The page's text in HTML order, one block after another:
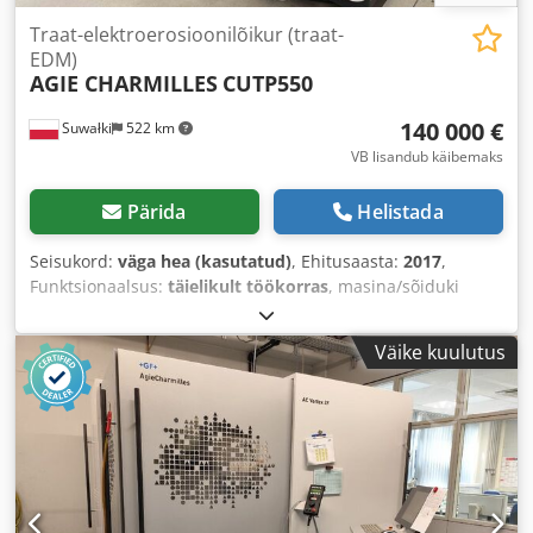
Suwałki 522 km
Traat-elektroerosioonilõikur (traat-
EDM)
AGIE CHARMILLES CUTP550
140 000 €
VB lisandub käibemaks
Pärida Helistada
Seisukord: väga hea (kasutatud), Ehitusaasta: 2017,
Funktsionaalsus: täielikult töökorras, masina/sõiduki
, töödetaili kaal (max):
X-telje liikumisteekond:550 mm, Y-telje liikumisteekond:
350 mm
, Z-telje liikumisteekond:400 mm, laua laius:600
mm, kogumass:2 800 kg , laua pikkus:900 mm, Varustus:
dokumentatsioon / käsiraamat
Väike kuulutus